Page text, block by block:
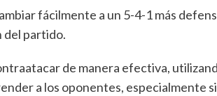
fácilmente a un 5-4-1 más
del partido.
de manera efectiva,
a los oponentes, especialmente